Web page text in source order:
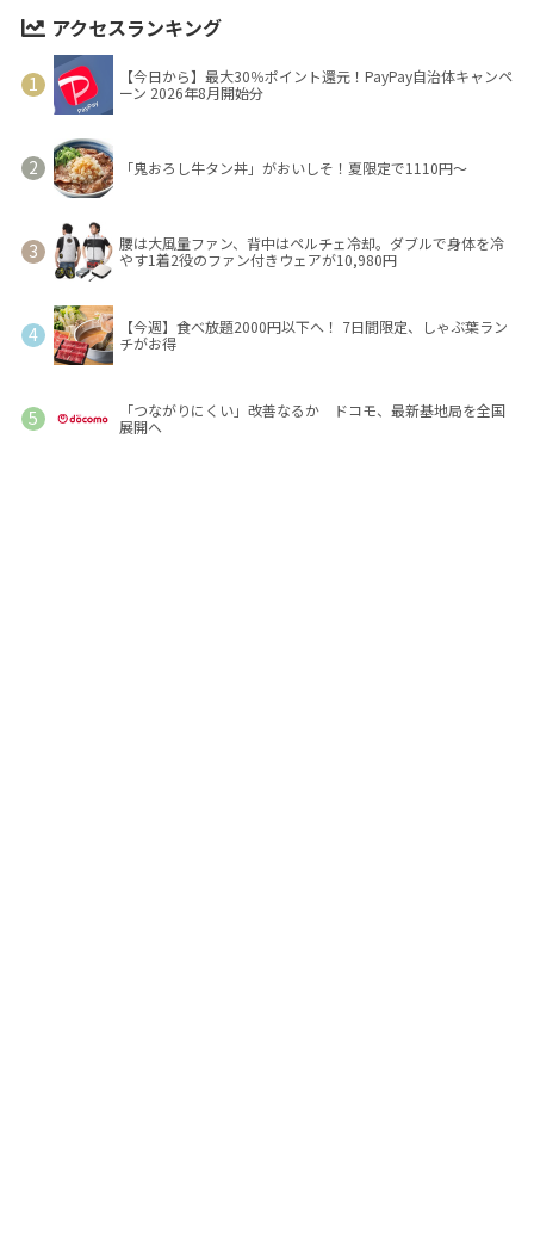
アクセスランキング
【今日から】最大30％ポイント還元！PayPay自治体キャンペ
ーン 2026年8月開始分
「鬼おろし牛タン丼」がおいしそ！夏限定で1110円～
腰は大風量ファン、背中はペルチェ冷却。ダブルで身体を冷
やす1着2役のファン付きウェアが10,980円
【今週】食べ放題2000円以下へ！ 7日間限定、しゃぶ葉ラン
チがお得
「つながりにくい」改善なるか ドコモ、最新基地局を全国
展開へ